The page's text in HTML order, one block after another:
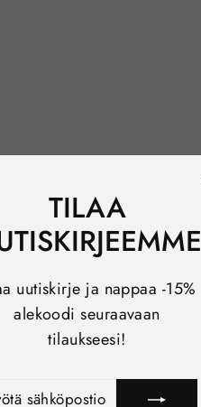
TILAA
uutiskirje ja nappaa -15%
alekoodi seuraavaan
tilaukseesi!